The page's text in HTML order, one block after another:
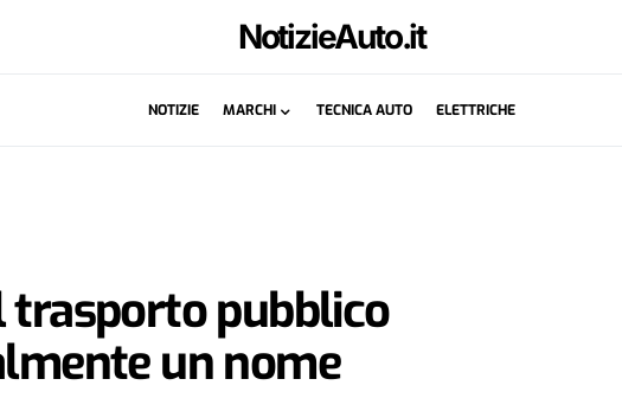
NotizieAuto.it
NOTIZIE MARCHI TECNICA AUTO ELETTRICHE
trasporto pubblico
un nome